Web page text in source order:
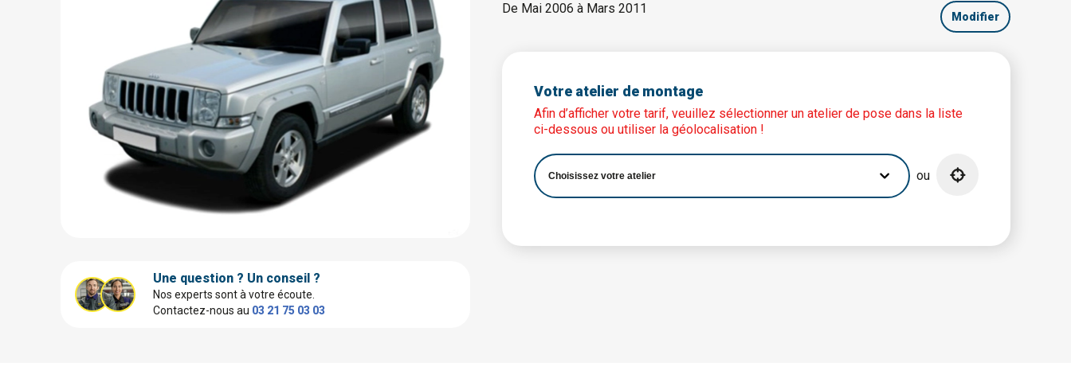
Une question ? Un conseil ?
Nos experts sont à votre écoute.
Contactez-nous au 03 21 75 03 03
De Mai 2006 à Mars 2011
Modifier
Votre atelier de montage
Afin d’afficher votre tarif, veuillez sélectionner un atelier de pose dans la liste
ci-dessous ou utiliser la géolocalisation !
ou